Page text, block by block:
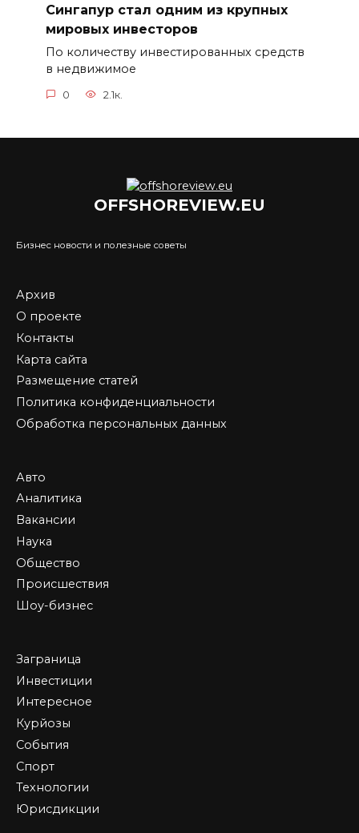
Сингапур стал одним из крупных
мировых инвесторов
По количеству инвестированных средств
в недвижимое
0 2.1к.
OFFSHOREVIEW.EU
Бизнес новости и полезные советы
Архив
О проекте
Контакты
Карта сайта
Размещение статей
Политика конфиденциальности
Обработка персональных данных
Авто
Аналитика
Вакансии
Наука
Общество
Происшествия
Шоу-бизнес
Заграница
Инвестиции
Интересное
Курйозы
События
Спорт
Технологии
Юрисдикции